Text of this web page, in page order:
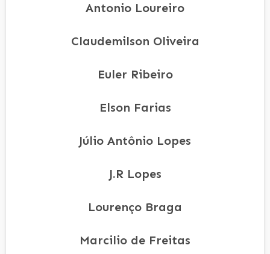
Antonio Loureiro
Claudemilson Oliveira
Euler Ribeiro
Elson Farias
Júlio Antônio Lopes
J.R Lopes
Lourenço Braga
Marcilio de Freitas